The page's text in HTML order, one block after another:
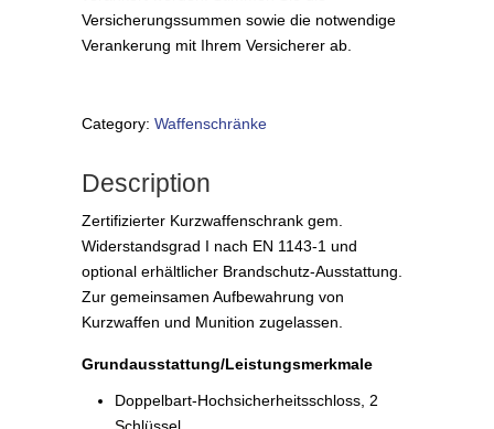
Versicherungssummen sowie die notwendige
Verankerung mit Ihrem Versicherer ab.
Category: Waffenschränke
Description
Zertifizierter Kurzwaffenschrank gem.
Widerstandsgrad I nach EN 1143-1 und
optional erhältlicher Brandschutz-Ausstattung.
Zur gemeinsamen Aufbewahrung von
Kurzwaffen und Munition zugelassen.
Grundausstattung/Leistungsmerkmale
Doppelbart-Hochsicherheitsschloss, 2
Schlüssel